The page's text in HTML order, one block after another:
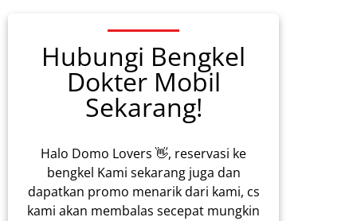
Hubungi Bengkel
Dokter Mobil
Sekarang!
Halo Domo Lovers 👋, reservasi ke
bengkel Kami sekarang juga dan
dapatkan promo menarik dari kami, cs
kami akan membalas secepat mungkin